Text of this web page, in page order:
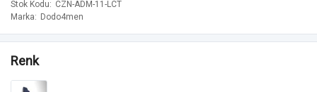
Stok Kodu
CZN-ADM-11-LCT
Marka
Dodo4men
Renk